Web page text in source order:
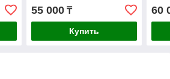
55 000₸
Купить
60